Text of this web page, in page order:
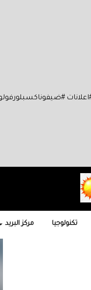
تكنولوجيا مركز البريد